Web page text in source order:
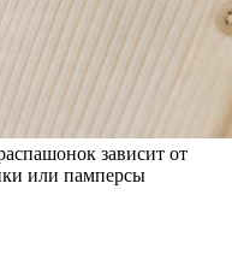
зависит от
или памперсы